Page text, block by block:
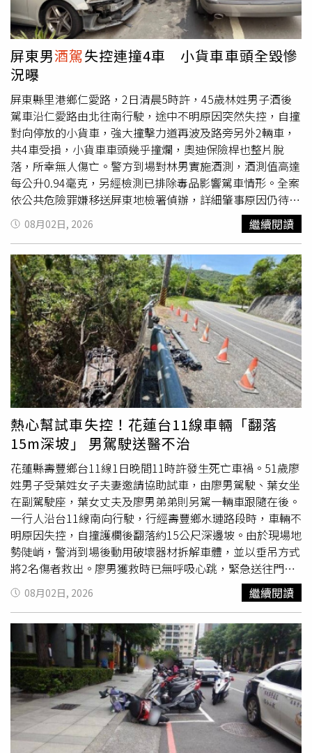
戲時則會特地早起替她準備水果優格、三明治等早餐，希望
為她加油打氣。活動前，媽媽小S也特別送上「自信加油」
的鼓勵，讓她帶著滿滿能量出席。至於即將到來的父親節，
她則計畫親手寫卡片、準備晚餐與鮮花，用最溫暖的方式向
爸爸表達心意。（圖／記者拍攝）詹懷雲分享拍戲近況、笑
喊男生背熊吊飾也很可以另一位品牌好友詹懷雲則以雙向拉
鍊外套，搭配Burberry經典沙米色格紋Polo衫與條紋襯
衫，透過層次穿搭演繹兼具機能感與都會感的英倫風格，展
現自在率性的夏日造型。（圖／記者拍攝）近期忙於新作品
拍攝的他，也分享父親節剛好碰上工作，預計會買蛋糕與家
人一起慶祝。提到近期最熱門的包包吊飾話題，他笑說自己
平時比較少背包，不過如果想到還是會掛些吊飾裝飾，更直
言Lily包上的熊熊吊飾相當可愛，「其實男生也很適合！」
（圖／記者拍攝）Burberry把Draft Land變身英倫夏日俱樂
部！限定調酒、拍照亭一次收集Burberry此次攜手
DraftLand，以品牌《A Good Sport》企劃為靈感，將運
動、遊戲與社交精神延伸至生活場景，打造充滿英倫氛圍的
期間限定夏日俱樂部。走進店內，吧台換上柔和綠色與灰色
重新詮釋的Burberry經典格紋，搭配印有戰馬騎士圖騰的餐
巾紙，每個角落都充滿品牌巧思。（圖／記者拍攝）最吸睛
的莫過於限定特調「Knight Pair」，將伯爵茶、杏桃果醬等
英式下午茶元素，融合清爽水果茶潘趣酒，喝起來層次豐富
又充滿夏日感。戶外還設置英式花園長椅、西洋棋體驗區，
讓人一秒沉浸在倫敦街頭度假的悠閒氛圍。此外，現場還有
限定拍照亭，以及加入Burberry官方LINE即可兌換的品牌
限量貼紙，不妨趁著活動期間走進這座期間限定夏日俱樂
部，一邊品嚐充滿英式風味的限定調酒，一邊拍下專屬於今
夏的時尚回憶。Draft Land Xinyi信義店台北市信義區松高路
19號1樓星期一至星期四：下午3點至凌晨12點星期五至星
期日：下午3點至凌晨2點*未滿十八歲禁止飲酒 禁止酒駕
屏東男酒駕失控連撞4車 小貨車車頭全毀慘
況曝
屏東縣里港鄉仁愛路，2日清晨5時許，45歲林姓男子酒後
駕車沿仁愛路由北往南行駛，途中不明原因突然失控，自撞
對向停放的小貨車，強大撞擊力道再波及路旁另外2輛車，
共4車受損，小貨車車頭幾乎撞爛，奧迪保險桿也整片脫
落，所幸無人傷亡。警方到場對林男實施酒測，酒測值高達
每公升0.94毫克，另經檢測已排除毒品影響駕車情形。全案
依公共危險罪嫌移送屏東地檢署偵辦，詳細肇事原因仍待進
一步調查釐清。里港警分局呼籲，酒後駕車危及自身及他人
安全，飲酒後應改搭計程車、安排指定駕駛或請親友接送，
08月02日, 2026 繼續閱讀
熱心幫試車失控！花蓮台11線車輛「翻落
15m深坡」 男駕駛送醫不治
花蓮縣壽豐鄉台11線1日晚間11時許發生死亡車禍。51歲廖
姓男子受葉姓女子夫妻邀請協助試車，由廖男駕駛、葉女坐
在副駕駛座，葉女丈夫及廖男弟弟則另駕一輛車跟隨在後。
一行人沿台11線南向行駛，行經壽豐鄉水璉路段時，車輛不
明原因失控，自撞護欄後翻落約15公尺深邊坡。由於現場地
勢陡峭，警消到場後動用破壞器材拆解車體，並以垂吊方式
將2名傷者救出。廖男獲救時已無呼吸心跳，緊急送往門諾
醫院搶救，仍於2日凌晨1時25分宣告不治。警方經抽血檢
測，排除酒駕因素。同車37歲葉姓女子全身多處擦挫傷、疑
似腦震盪及下半身骨折，目前仍住院治療。警方2日前往現
場蒐證，並調閱行車紀錄器及沿線監視器畫面，以釐清事故
發生原因。 花蓮壽豐台11線車禍 51歲男子試車翻落邊坡救
出時已無生命跡象 同車女子重傷
08月02日, 2026 繼續閱讀